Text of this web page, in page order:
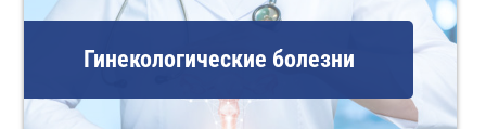
Гинекологические болезни